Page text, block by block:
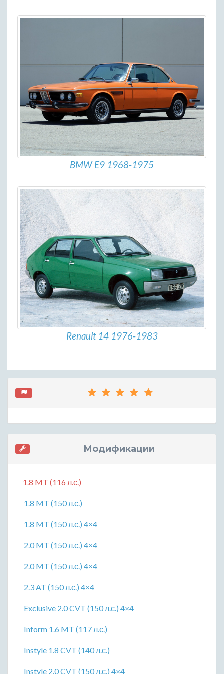
BMW E9 1968-1975
Renault 14 1976-1983
Модификации
1.8 MT (116 л.с.)
1.8 MT (150 л.с.)
1.8 MT (150 л.с.) 4×4
2.0 MT (150 л.с.) 4×4
2.0 MT (150 л.с.) 4×4
2.3 AT (150 л.с.) 4×4
Exclusive 2.0 CVT (150 л.с.) 4×4
Inform 1.6 MT (117 л.с.)
Instyle 1.8 CVT (140 л.с.)
Instyle 2.0 CVT (150 л.с.) 4×4